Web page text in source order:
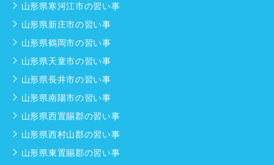
山形県寒河江市の習い事
山形県新庄市の習い事
山形県鶴岡市の習い事
山形県天童市の習い事
山形県長井市の習い事
山形県南陽市の習い事
山形県西置賜郡の習い事
山形県西村山郡の習い事
山形県東置賜郡の習い事